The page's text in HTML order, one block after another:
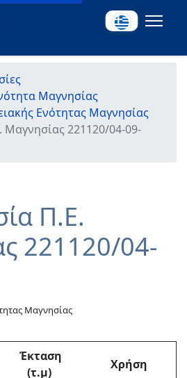
Μαγνησίας
Ενότητας Μαγνησίας
221120/04-09-
Π.Ε.
221120/04-
Μαγνησίας
Έκταση
(τ.μ)
Χρήση